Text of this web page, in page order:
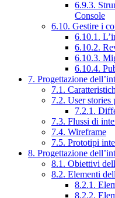
6.9.3.
Console
6.10. Gestire i
6.10.1.
6.10.2.
6.10.3.
6.10.4.
7. Progettazione
7.1.
7.2. User stories
7.2.1.
7.3. Flussi di
7.4. Wireframe
7.5. Prototipi
8. Progettazione
8.1. Obiettivi
8.2. Elementi
8.2.1.
8.2.2.